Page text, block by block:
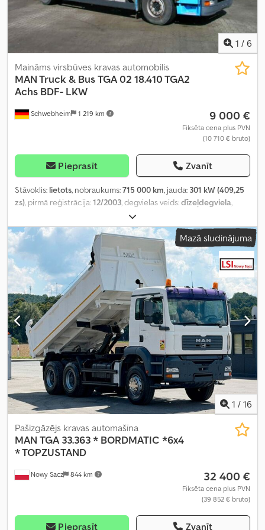
1 / 6
Schwebheim 1 219 km
Maināms virsbūves kravas automobilis
MAN Truck & BusTGA 02 18.410 TGA2
Achs BDF- LKW
9 000 €
Fiksēta cena plus PVN
(10 710 € bruto)
Pieprasīt Zvanīt
Stāvoklis: lietots, nobraukums:715 000 km, jauda: 301 kW (409,25
zs), pirmā reģistrācija:12/2003, degvielas veids:dīzeļdegviela,
, maksimālā kravnesība:
svars:18 000 kg, asu konfigurācija:2 asis, degviela:
biodīzeļdegviela
, krāsa: cits , vadītāja kabīne:cits, pārnesuma
veids:
, emisijas klase:nav , piekares sistēma:gaiss,
Aprīkojums:
ABS, diferenciāļa bloķētājs, kruīza kontrole,
piekabes sakabe, saspiestā gaisa bremze, zems līmenis
troksnis ,
Mazā sludinājuma
1 / 16
Nowy Sacz 844 km
Pašizgāzējs kravas automašīna
MAN TGA 33.363 * BORDMATIC *6x4
* TOPZUSTAND
32 400 €
Fiksēta cena plus PVN
(39 852 € bruto)
Pieprasīt Zvanīt